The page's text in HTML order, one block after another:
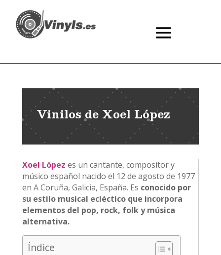
Vinilos de Xoel López
Xoel López es un cantante, compositor y
músico español nacido el 12 de agosto de 1977
en A Coruña, Galicia, España. Es conocido por
su estilo musical ecléctico que incorpora
elementos del pop, rock, folk y música
alternativa.
Índice